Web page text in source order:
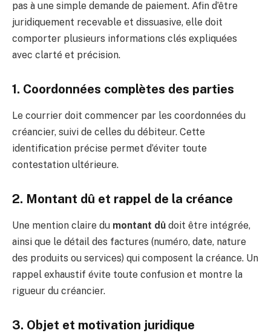
pas à une simple demande de paiement. Afin d’être
juridiquement recevable et dissuasive, elle doit
comporter plusieurs informations clés expliquées
avec clarté et précision.
1. Coordonnées complètes des parties
Le courrier doit commencer par les coordonnées du
créancier, suivi de celles du débiteur. Cette
identification précise permet d’éviter toute
contestation ultérieure.
2. Montant dû et rappel de la créance
Une mention claire du montant dû doit être intégrée,
ainsi que le détail des factures (numéro, date, nature
des produits ou services) qui composent la créance. Un
rappel exhaustif évite toute confusion et montre la
rigueur du créancier.
3. Objet et motivation juridique